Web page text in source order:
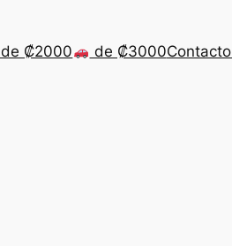
₡2000 de ₡3000Contacto